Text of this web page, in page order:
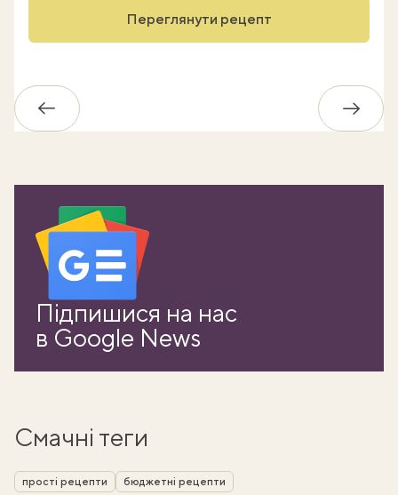
Переглянути рецепт
Назад
Підпишися на нас
в Google News
Смачні теги
прості рецепти бюджетні рецепти